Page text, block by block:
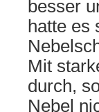
besser
hatte es
Mit
durch,
Nebel